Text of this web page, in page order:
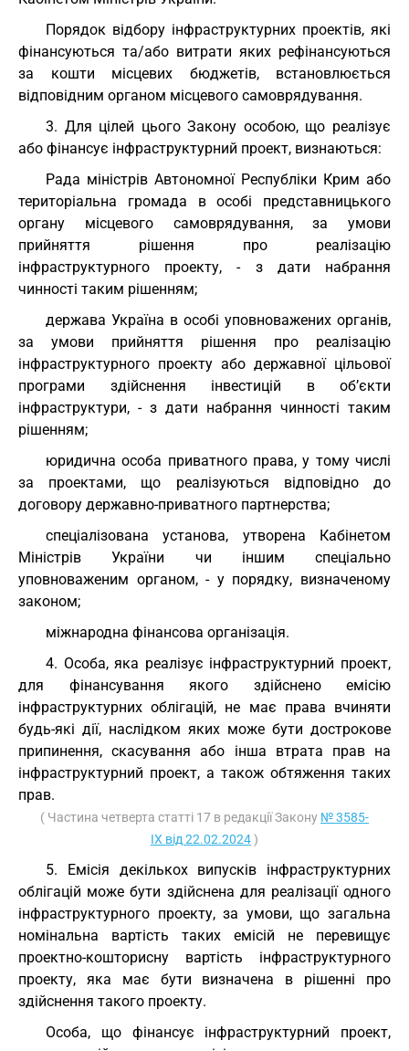
Порядок відбору інфраструктурних проектів, які
фінансуються та/або витрати яких рефінансуються
за кошти місцевих бюджетів, встановлюється
відповідним органом місцевого самоврядування.
3. Для цілей цього Закону особою, що реалізує
або фінансує інфраструктурний проект, визнаються:
Рада міністрів Автономної Республіки Крим або
територіальна громада в особі представницького
органу місцевого самоврядування, за умови
прийняття рішення про реалізацію
інфраструктурного проекту, - з дати набрання
чинності таким рішенням;
держава Україна в особі уповноважених органів,
за умови прийняття рішення про реалізацію
інфраструктурного проекту або державної цільової
програми здійснення інвестицій в об’єкти
інфраструктури, - з дати набрання чинності таким
рішенням;
юридична особа приватного права, у тому числі
за проектами, що реалізуються відповідно до
договору державно-приватного партнерства;
спеціалізована установа, утворена Кабінетом
Міністрів України чи іншим спеціально
уповноваженим органом, - у порядку, визначеному
законом;
міжнародна фінансова організація.
4. Особа, яка реалізує інфраструктурний проект,
для фінансування якого здійснено емісію
інфраструктурних облігацій, не має права вчиняти
будь-які дії, наслідком яких може бути дострокове
припинення, скасування або інша втрата прав на
інфраструктурний проект, а також обтяження таких
прав.
( Частина четверта статті 17 в редакції Закону № 3585-
IX від 22.02.2024)
5. Емісія декількох випусків інфраструктурних
облігацій може бути здійснена для реалізації одного
інфраструктурного проекту, за умови, що загальна
номінальна вартість таких емісій не перевищує
проектно-кошторисну вартість інфраструктурного
проекту, яка має бути визначена в рішенні про
здійснення такого проекту.
Особа, що фінансує інфраструктурний проект,